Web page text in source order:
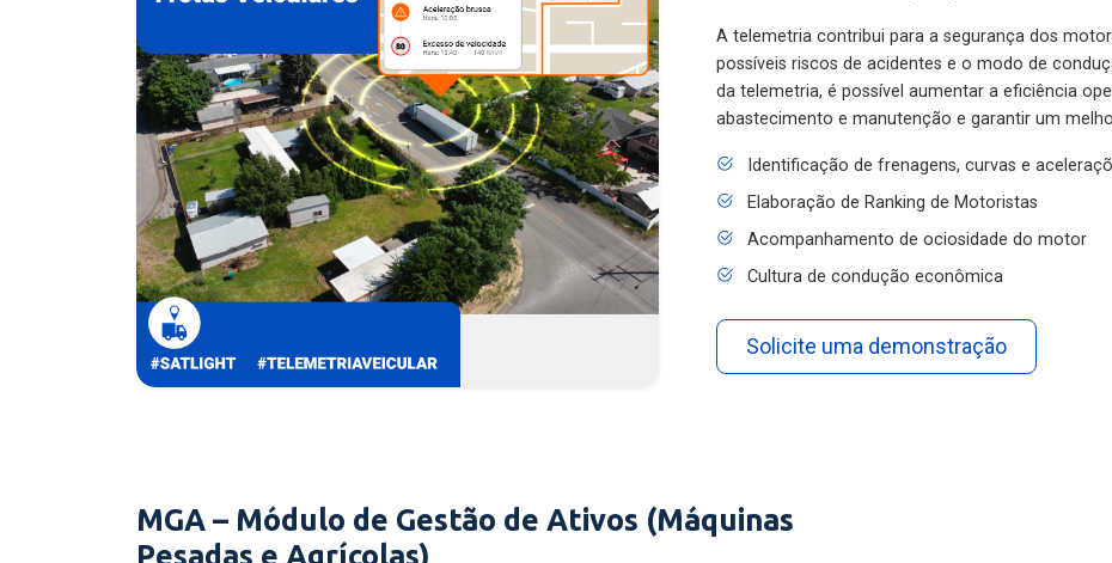
A telemetria contribui para a segurança dos
possíveis riscos de acidentes e o modo de
da telemetria, é possível aumentar a eficiência
abastecimento e manutenção e garantir um
Identificação de frenagens, curvas e
Elaboração de Ranking de Motoristas
Acompanhamento de ociosidade do motor
Cultura de condução econômica
Solicite uma demonstração
MGA – Módulo de Gestão de Ativos (Máquinas
Pesadas e Agrícolas)